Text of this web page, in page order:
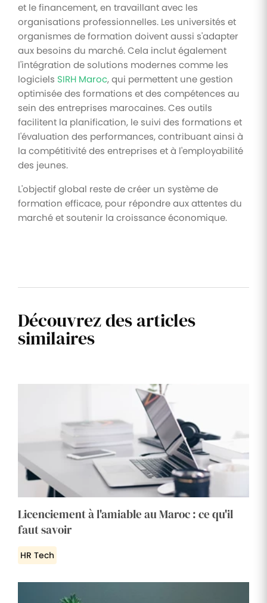
et le financement, en travaillant avec les
organisations professionnelles. Les universités et
organismes de formation doivent aussi s'adapter
aux besoins du marché. Cela inclut également
l'intégration de solutions modernes comme les
logiciels SIRH Maroc, qui permettent une gestion
optimisée des formations et des compétences au
sein des entreprises marocaines. Ces outils
facilitent la planification, le suivi des formations et
l'évaluation des performances, contribuant ainsi à
la compétitivité des entreprises et à l'employabilité
des jeunes.
L'objectif global reste de créer un système de
formation efficace, pour répondre aux attentes du
marché et soutenir la croissance économique.
Découvrez des articles
similaires
Licenciement à l'amiable au Maroc : ce qu'il
faut savoir
HR Tech